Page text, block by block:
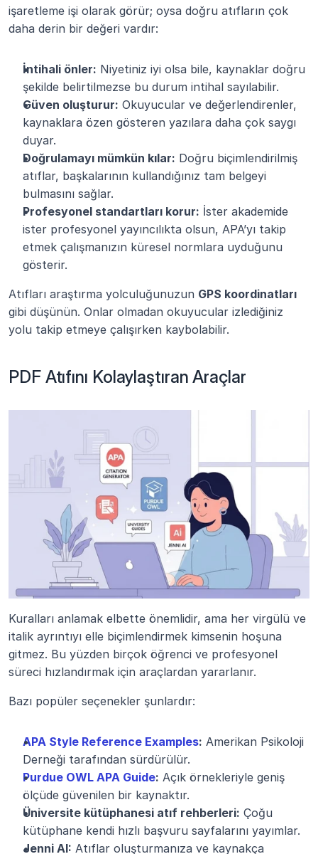
işaretleme işi olarak görür; oysa doğru atıfların çok
daha derin bir değeri vardır:
İntihali önler: Niyetiniz iyi olsa bile, kaynaklar doğru
şekilde belirtilmezse bu durum intihal sayılabilir.
Güven oluşturur: Okuyucular ve değerlendirenler,
kaynaklara özen gösteren yazılara daha çok saygı
duyar.
Doğrulamayı mümkün kılar: Doğru biçimlendirilmiş
atıflar, başkalarının kullandığınız tam belgeyi
bulmasını sağlar.
Profesyonel standartları korur: İster akademide
ister profesyonel yayıncılıkta olsun, APA’yı takip
etmek çalışmanızın küresel normlara uyduğunu
gösterir.
Atıfları araştırma yolculuğunuzun GPS koordinatları
gibi düşünün. Onlar olmadan okuyucular izlediğiniz
yolu takip etmeye çalışırken kaybolabilir.
PDF Atıfını Kolaylaştıran Araçlar
Kuralları anlamak elbette önemlidir, ama her virgülü ve
italik ayrıntıyı elle biçimlendirmek kimsenin hoşuna
gitmez. Bu yüzden birçok öğrenci ve profesyonel
süreci hızlandırmak için araçlardan yararlanır.
Bazı popüler seçenekler şunlardır:
APA Style Reference Examples: Amerikan Psikoloji
Derneği tarafından sürdürülür.
Purdue OWL APA Guide: Açık örnekleriyle geniş
ölçüde güvenilen bir kaynaktır.
Üniversite kütüphanesi atıf rehberleri: Çoğu
kütüphane kendi hızlı başvuru sayfalarını yayımlar.
Jenni AI: Atıflar oluşturmanıza ve kaynakça